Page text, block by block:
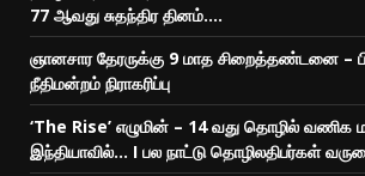
77 ஆவது சுதந்திர தினம்….
ஞானசார தேரருக்கு 9 மாத சிறைத்தண்டனை –
நீதிமன்றம் நிராகரிப்பு
‘The Rise’ எழுமின் – 14 வது தொழில் வணிக
இந்தியாவில்… I பல நாட்டு தொழிலதிபர்கள்